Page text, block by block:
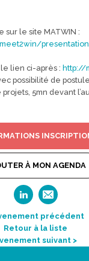
sur le site MATWIN :
lien ci-après : http://
possibilité de
5mn devant
À MON AGENDA
précédent
Retour à la liste
suivant >